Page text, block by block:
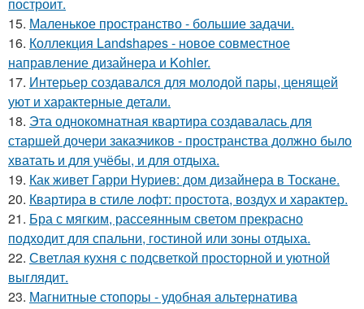
15. Маленькое пространство - большие задачи.
16. Коллекция Landshapes - новое совместное
направление дизайнера и Kohler.
17. Интерьер создавался для молодой пары, ценящей
уют и характерные детали.
18. Эта однокомнатная квартира создавалась для
старшей дочери заказчиков - пространства должно было
хватать и для учёбы, и для отдыха.
19. Как живет Гарри Нуриев: дом дизайнера в Тоскане.
20. Квартира в стиле лофт: простота, воздух и характер.
21. Бра с мягким, рассеянным светом прекрасно
подходит для спальни, гостиной или зоны отдыха.
22. Светлая кухня с подсветкой просторной и уютной
выглядит.
23. Магнитные стопоры - удобная альтернатива